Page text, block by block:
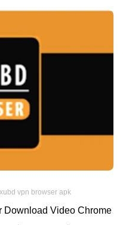
vpn browser apk
Download Video Chrome